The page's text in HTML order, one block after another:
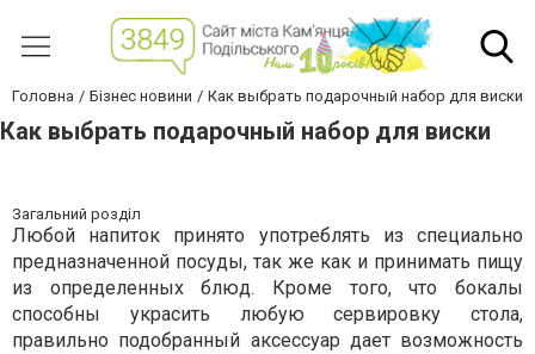
Головна Бізнес новини Как выбрать подарочный набор для виски
Как выбрать подарочный набор для виски
Загальний розділ
Любой напиток принято употреблять из специально
предназначенной посуды, так же как и принимать пищу
из определенных блюд. Кроме того, что бокалы
способны украсить любую сервировку стола,
правильно подобранный аксессуар дает возможность